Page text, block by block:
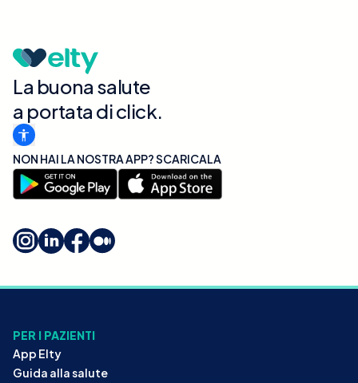
La buona salute
a portata di click.
NON HAI LA NOSTRA APP? SCARICALA
PER I PAZIENTI
App Elty
Guida alla salute